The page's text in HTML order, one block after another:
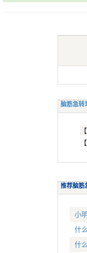
脑筋急转
推荐脑筋
小
什
什